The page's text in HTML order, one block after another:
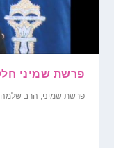
פרשת שמיני
פרשת שמיני, הרב שלמה